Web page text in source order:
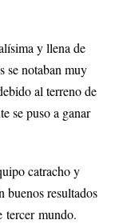
y llena de
se notaban muy
al terreno de
se puso a ganar
catracho y
buenos resultados
tercer mundo.